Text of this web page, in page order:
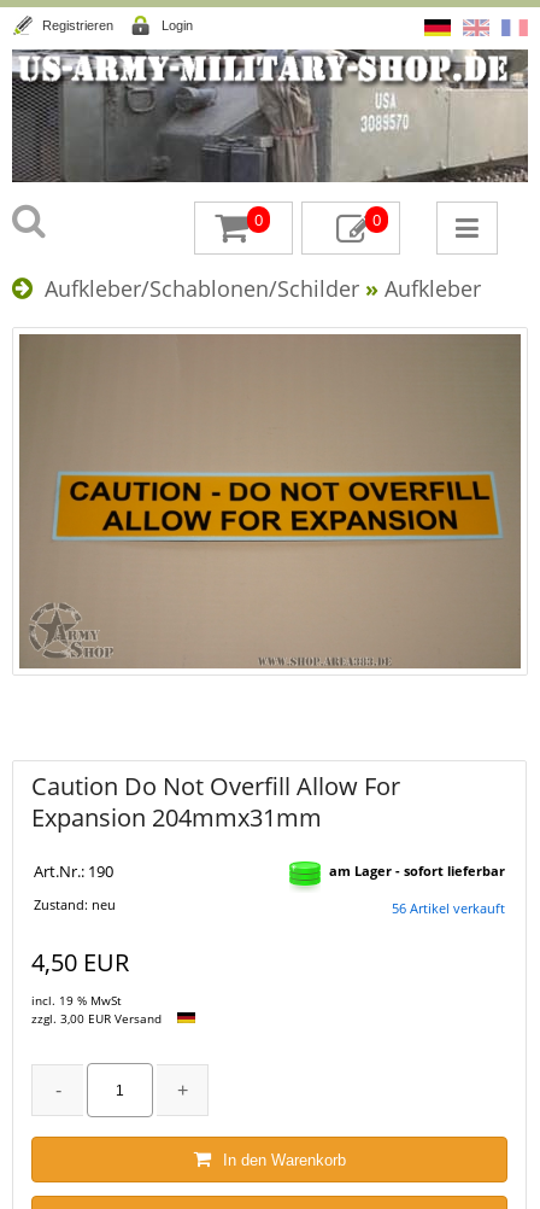
Registrieren Login
0 0
Aufkleber/Schablonen/Schilder » Aufkleber
Caution Do Not Overfill Allow For
Expansion 204mmx31mm
Art.Nr.: 190
Zustand: neu
am Lager - sofort lieferbar
56 Artikel verkauft
4,50 EUR
incl. 19 % MwSt
zzgl. 3,00 EUR Versand
In den Warenkorb